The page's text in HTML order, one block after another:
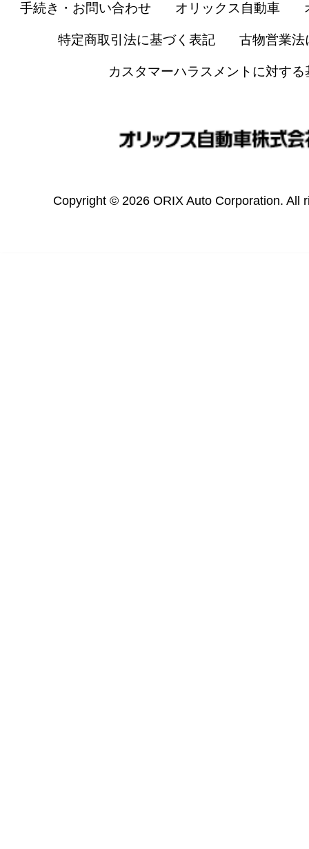
手続き・お問い合わせ オリックス自動車
特定商取引法に基づく表記 古物営業法
カスタマーハラスメントに対する
Copyright © 2026 ORIX Auto Corporation. All